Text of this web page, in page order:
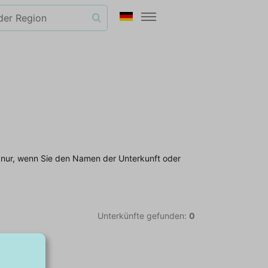
wenn Sie den Namen der Unterkunft oder
Unterkünfte gefunden: 0